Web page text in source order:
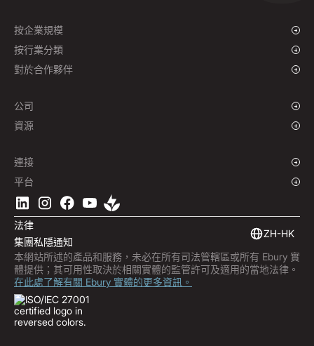
遠期合約
對沖政策
按企業規模
成長型企業
企業
按行業分類
慈善機構和非政府組織
電子商務
海事
對於合作夥伴
公司
品牌故事
全球辦事處
工作機會
聯絡我們
資源
網誌
支援中心
播客
產品指南
市場洞察
訂閱 Ebury
產品更新
防詐中心
Trust Centre
連接
概述
企業 API
軟件整合
嵌入式金融
平台
下載 Ebury 應用程式
法律
集團私隱通知
ZH-HK
本網站所述的產品和服務，未必在所有司法管轄區或所有 Ebury 實
體提供；其可用性取決於相關實體的監管許可及適用的當地法律。
在此處了解有關 Ebury 實體的更多資訊。